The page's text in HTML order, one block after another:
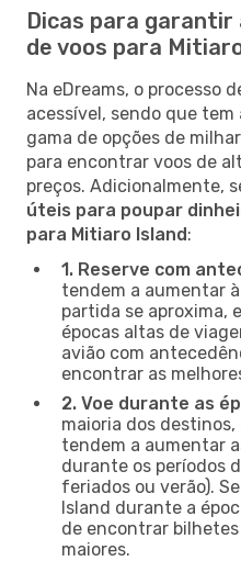
Dicas para
de voos para
Na eDreams, o processo
acessível, sendo que
gama de opções de
para encontrar voos de
preços. Adicionalmente,
úteis para poupar
para Mitiaro Island:
1. Reserve com
tendem a aumentar
partida se aproxima,
épocas altas de
avião com
encontrar as
2. Voe durante as
maioria dos
tendem a aumentar
durante os períodos
feriados ou verão).
Island durante a
de encontrar
maiores.